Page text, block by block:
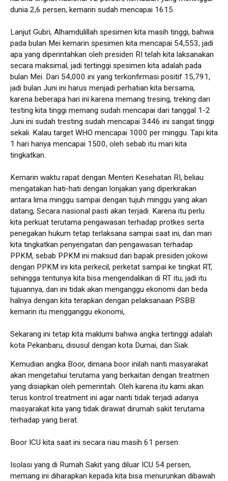
dunia 2,6 persen, kemarin sudah mencapai 1615.
Lanjut Gubri, Alhamdulillah spesimen kita masih tinggi, bahwa
pada bulan Mei kemarin spesimen kita mencapai 54,553, jadi
apa yang diperintahkan oleh presiden RI telah kita laksanakan
secara maksimal, jadi tertinggi spesimen kita adalah pada
bulan Mei. Dari 54,000 ini yang terkonfirmasi positif 15,791,
jadi bulan Juni ini harus menjadi perhatian kita bersama,
karena beberapa hari ini karena memang tresing, treking dan
testing kita tinggi memang sudah mencapai dari tanggal 1-2
Juni ini sudah tresting sudah mencapai 3446 ini sangat tinggi
sekali. Kalau target WHO mencapai 1000 per minggu. Tapi kita
1 hari hanya mencapai 1500, oleh sebab itu mari kita
tingkatkan.
Kemarin waktu rapat dengan Menteri Kesehatan RI, beliau
mengatakan hati-hati dengan lonjakan yang diperkirakan
antara lima minggu sampai dengan tujuh minggu yang akan
datang, Secara nasional pasti akan terjadi. Karena itu perlu
kita perkuat terutama pengawasan terhadap protkes serta
penegakan hukum tetap terlaksana sampai saat ini, dan mari
kita tingkatkan penyengatan dan pengawasan terhadap
PPKM, sebab PPKM ini maksud dari bapak presiden jokowi
dengan PPKM ini kita perkecil, perketat sampai ke tingkat RT,
sehingga tentunya kita bisa mengendalikan di RT itu, jadi itu
tujuannya, dan ini tidak akan menganggu ekonomi dan beda
halnya dengan kita terapkan dengan pelaksanaan PSBB
kemarin itu mengganggu ekonomi,
Sekarang ini tetap kita maklumi bahwa angka tertinggi adalah
kota Pekanbaru, disusul dengan kota Dumai, dan Siak.
Kemudian angka Boor, dimana boor inilah nanti masyarakat
akan mengetahui terutama yang berkaitan dengan treatmen
yang disiapkan oleh pemerintah. Oleh karena itu kami akan
terus kontrol treatment ini agar nanti tidak terjadi adanya
masyarakat kita yang tidak dirawat dirumah sakit terutama
terhadap yang berat.
Boor ICU kita saat ini secara riau masih 61 persen.
Isolasi yang di Rumah Sakit yang diluar ICU 54 persen,
memang ini diharapkan kepada kita bisa menurunkan dibawah